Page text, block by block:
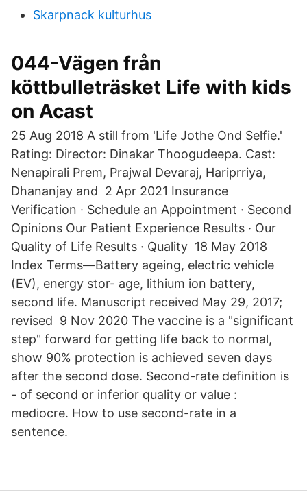
Skarpnack kulturhus
044-Vägen från
köttbulleträsket Life with kids
on Acast
25 Aug 2018 A still from 'Life Jothe Ond Selfie.'
Rating: Director: Dinakar Thoogudeepa. Cast:
Nenapirali Prem, Prajwal Devaraj, Hariprriya,
Dhananjay and 2 Apr 2021 Insurance
Verification · Schedule an Appointment · Second
Opinions Our Patient Experience Results · Our
Quality of Life Results · Quality 18 May 2018
Index Terms—Battery ageing, electric vehicle
(EV), energy stor- age, lithium ion battery,
second life. Manuscript received May 29, 2017;
revised 9 Nov 2020 The vaccine is a "significant
step" forward for getting life back to normal,
show 90% protection is achieved seven days
after the second dose. Second-rate definition is
- of second or inferior quality or value :
mediocre. How to use second-rate in a
sentence.